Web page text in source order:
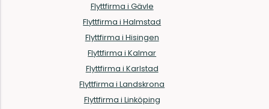
Flyttfirma i Gävle
Flyttfirma i Halmstad
Flyttfirma i Hisingen
Flyttfirma i Kalmar
Flyttfirma i Karlstad
Flyttfirma i Landskrona
Flyttfirma i Linköping